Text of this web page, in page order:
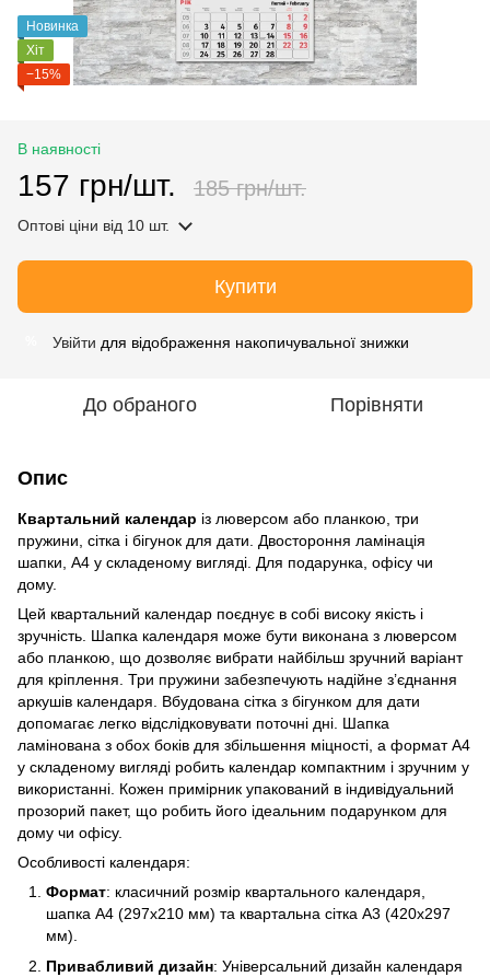
Новинка
Хіт
−15%
В наявності
157 грн/шт. 185 грн/шт.
Оптові ціни від 10 шт.
Купити
Увійти для відображення накопичувальної знижки
До обраного Порівняти
Опис
Квартальний календар із люверсом або планкою, три
пружини, сітка і бігунок для дати. Двостороння ламінація
шапки, А4 у складеному вигляді. Для подарунка, офісу чи
дому.
Цей квартальний календар поєднує в собі високу якість і
зручність. Шапка календаря може бути виконана з люверсом
або планкою, що дозволяє вибрати найбільш зручний варіант
для кріплення. Три пружини забезпечують надійне з’єднання
аркушів календаря. Вбудована сітка з бігунком для дати
допомагає легко відслідковувати поточні дні. Шапка
ламінована з обох боків для збільшення міцності, а формат А4
у складеному вигляді робить календар компактним і зручним у
використанні. Кожен примірник упакований в індивідуальний
прозорий пакет, що робить його ідеальним подарунком для
дому чи офісу.
Особливості календаря:
Формат: класичний розмір квартального календаря,
шапка А4 (297х210 мм) та квартальна сітка А3 (420х297
мм).
Привабливий дизайн: Універсальний дизайн календаря